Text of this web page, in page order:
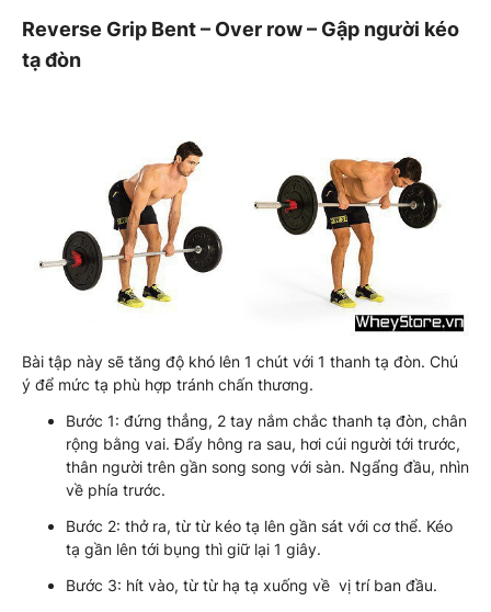
Reverse Grip Bent – Over row – Gập người kéo
tạ đòn
Bài tập này sẽ tăng độ khó lên 1 chút với 1 thanh tạ đòn. Chú
ý để mức tạ phù hợp tránh chấn thương.
Bước 1: đứng thẳng, 2 tay nắm chắc thanh tạ đòn, chân
rộng bằng vai. Đẩy hông ra sau, hơi cúi người tới trước,
thân người trên gần song song với sàn. Ngẩng đầu, nhìn
về phía trước.
Bước 2: thở ra, từ từ kéo tạ lên gần sát với cơ thể. Kéo
tạ gần lên tới bụng thì giữ lại 1 giây.
Bước 3: hít vào, từ từ hạ tạ xuống về vị trí ban đầu.